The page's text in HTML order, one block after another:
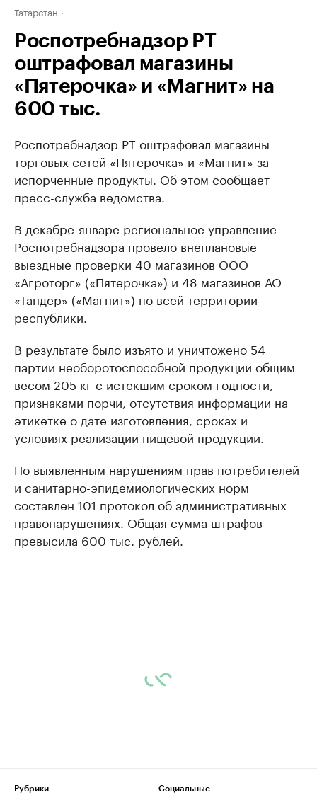
Татарстан
Роспотребнадзор РТ
оштрафовал магазины
«Пятерочка» и «Магнит» на
600 тыс.
Роспотребнадзор РТ оштрафовал магазины
торговых сетей «Пятерочка» и «Магнит» за
испорченные продукты. Об этом сообщает
пресс-служба ведомства.
В декабре-январе региональное управление
Роспотребнадзора провело внеплановые
выездные проверки 40 магазинов ООО
«Агроторг» («Пятерочка») и 48 магазинов АО
«Тандер» («Магнит») по всей территории
республики.
В результате было изъято и уничтожено 54
партии необоротоспособной продукции общим
весом 205 кг с истекшим сроком годности,
признаками порчи, отсутствия информации на
этикетке о дате изготовления, сроках и
условиях реализации пищевой продукции.
По выявленным нарушениям прав потребителей
и санитарно-эпидемиологических норм
составлен 101 протокол об административных
правонарушениях. Общая сумма штрафов
превысила 600 тыс. рублей.
Рубрики
Социальные